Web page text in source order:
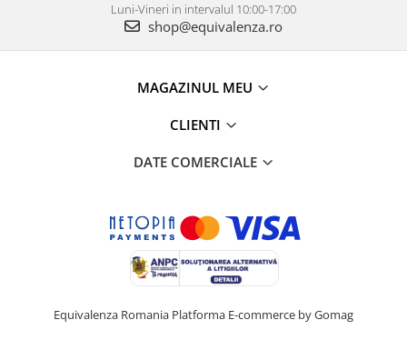
Luni-Vineri in intervalul 10:00-17:00
shop@equivalenza.ro
MAGAZINUL MEU
CLIENTI
DATE COMERCIALE
Equivalenza Romania Platforma E-commerce by Gomag